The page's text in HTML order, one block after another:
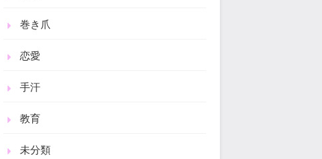
巻き爪
恋愛
手汗
教育
未分類